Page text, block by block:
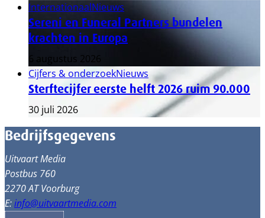
InternationaalNieuws
Sereni en Funeral Partners bundelen
krachten in Europa
6 augustus 2026
Cijfers & onderzoekNieuws
Sterftecijfer eerste helft 2026 ruim 90.000
30 juli 2026
Bedrijfsgegevens
Uitvaart Media
Postbus 760
2270 AT Voorburg
E:info@uitvaartmedia.com